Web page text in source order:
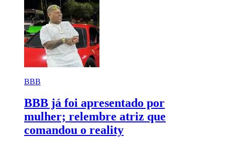
BBB
BBB já foi apresentado por
mulher; relembre atriz que
comandou o reality